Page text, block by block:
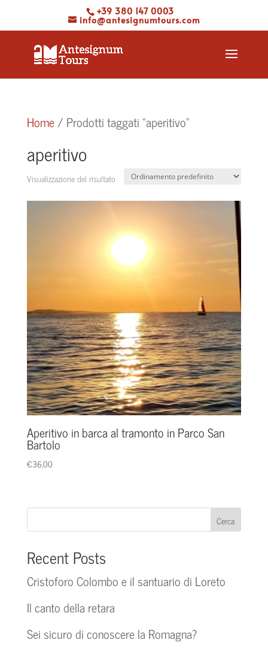
+39 380 147 0003
info@antesignumtours.com
Home/ Prodotti taggati “aperitivo”
aperitivo
Visualizzazione del risultato
Aperitivo in barca al tramonto in Parco San
Bartolo
€36,00
Cerca
Recent Posts
Cristoforo Colombo e il santuario di Loreto
Il canto della retara
Sei sicuro di conoscere la Romagna?